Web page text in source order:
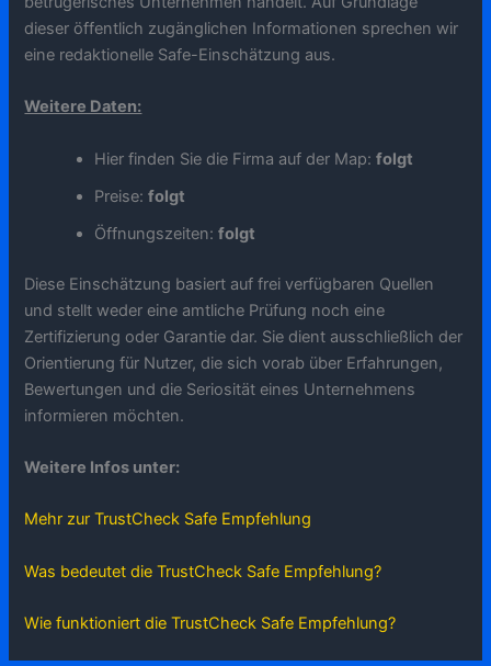
dieser öffentlich zugänglichen Informationen sprechen wir
eine redaktionelle Safe-Einschätzung aus.
Weitere Daten:
Hier finden Sie die Firma auf der Map:folgt
Preise:folgt
Öffnungszeiten:folgt
Diese Einschätzung basiert auf frei verfügbaren Quellen
und stellt weder eine amtliche Prüfung noch eine
Zertifizierung oder Garantie dar. Sie dient ausschließlich der
Orientierung für Nutzer, die sich vorab über Erfahrungen,
Bewertungen und die Seriosität eines Unternehmens
informieren möchten.
Weitere Infos unter:
Mehr zur TrustCheck Safe Empfehlung
Was bedeutet die TrustCheck Safe Empfehlung?
Wie funktioniert die TrustCheck Safe Empfehlung?